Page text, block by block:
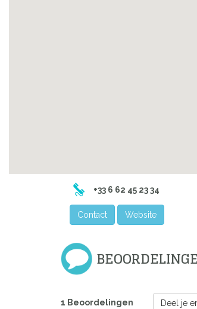
+33 6 62 45 23 34
Contact Website
1 Beoordelingen Deel je